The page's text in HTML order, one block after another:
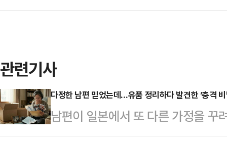
관련기사
다정한 남편 믿었는데…유품 정리하다 발견한 ‘충격 비
남편이 일본에서 또 다른 가정을 꾸
상간녀를 상대로 손해배상 청구가